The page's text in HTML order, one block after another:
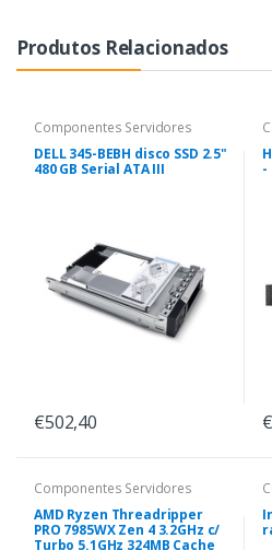
Produtos Relacionados
Componentes Servidores
DELL 345-BEBH disco SSD 2.5"
480 GB Serial ATA III
€502,40
-
Componentes Servidores
AMD Ryzen Threadripper
PRO 7985WX Zen 4 3.2GHz c/
Turbo 5.1GHz 324MB Cache